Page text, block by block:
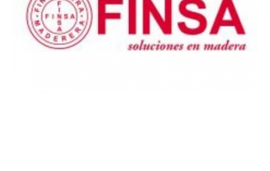
MARCASDE REFERÊNCIA_18